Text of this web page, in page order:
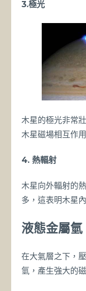
3.極光
木星的極光非常
木星磁場相互作
4. 熱輻射
木星向外輻射的
多，這表明木星
液態金屬氫
在大氣層之下，
氫，產生強大的